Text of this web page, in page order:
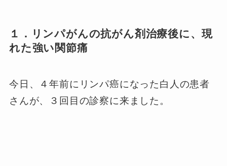
１．リンパがんの抗がん剤治療後に、現
れた強い関節痛
今日、４年前にリンパ癌になった白人の患者
さんが、３回目の診察に来ました。